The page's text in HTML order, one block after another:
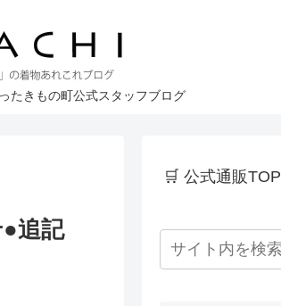
たきもの町公式スタッフブログ
追記
🛒 公式通販TOP